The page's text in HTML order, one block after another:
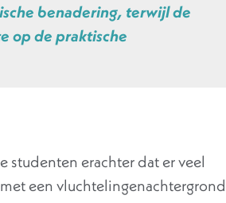
benadering, terwijl de
op de praktische
studenten erachter dat er veel
een vluchtelingenachtergrond